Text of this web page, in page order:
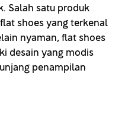
Salah satu produk
shoes yang terkenal
nyaman, flat shoes
desain yang modis
penampilan